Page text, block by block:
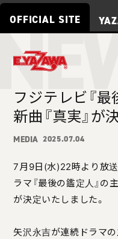
OFFICIAL SITE
フジテレビ『
新曲『真実』が
MEDIA 2025.07.04
7月9日(水)22時より放
ラマ『最後の鑑定人』の
が決定いたしました。
矢沢永吉が連続ドラマ